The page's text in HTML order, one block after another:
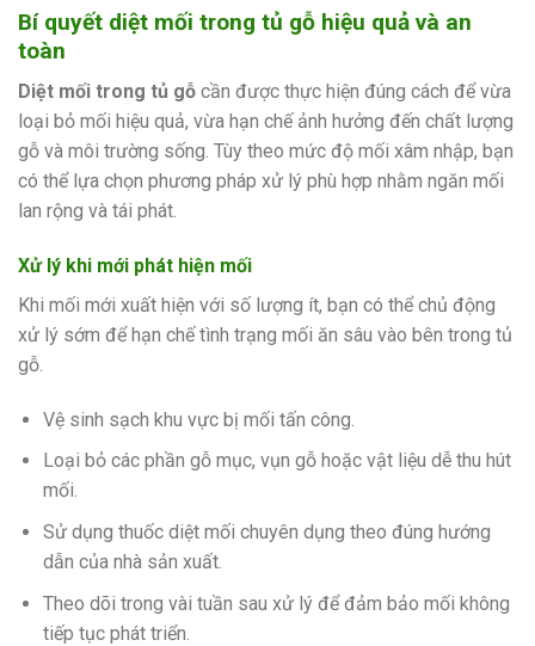
Bí quyết diệt mối trong tủ gỗ hiệu quả và an
toàn
Diệt mối trong tủ gỗ cần được thực hiện đúng cách để vừa
loại bỏ mối hiệu quả, vừa hạn chế ảnh hưởng đến chất lượng
gỗ và môi trường sống. Tùy theo mức độ mối xâm nhập, bạn
có thể lựa chọn phương pháp xử lý phù hợp nhằm ngăn mối
lan rộng và tái phát.
Xử lý khi mới phát hiện mối
Khi mối mới xuất hiện với số lượng ít, bạn có thể chủ động
xử lý sớm để hạn chế tình trạng mối ăn sâu vào bên trong tủ
gỗ.
Vệ sinh sạch khu vực bị mối tấn công.
Loại bỏ các phần gỗ mục, vụn gỗ hoặc vật liệu dễ thu hút
mối.
Sử dụng thuốc diệt mối chuyên dụng theo đúng hướng
dẫn của nhà sản xuất.
Theo dõi trong vài tuần sau xử lý để đảm bảo mối không
tiếp tục phát triển.